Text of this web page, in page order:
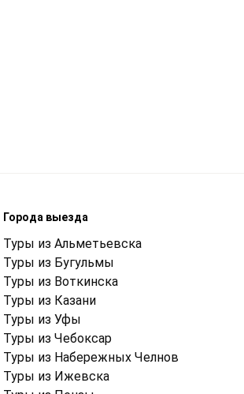
Города выезда
Туры из Альметьевска
Туры из Бугульмы
Туры из Воткинска
Туры из Казани
Туры из Уфы
Туры из Чебоксар
Туры из Набережных Челнов
Туры из Ижевска